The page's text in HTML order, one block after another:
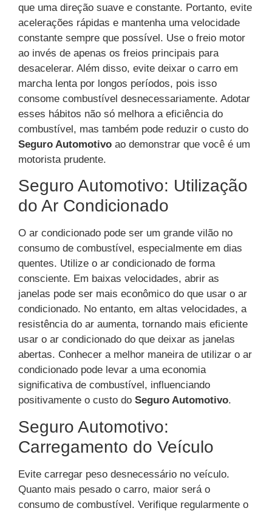
que uma direção suave e constante. Portanto, evite
acelerações rápidas e mantenha uma velocidade
constante sempre que possível. Use o freio motor
ao invés de apenas os freios principais para
desacelerar. Além disso, evite deixar o carro em
marcha lenta por longos períodos, pois isso
consome combustível desnecessariamente. Adotar
esses hábitos não só melhora a eficiência do
combustível, mas também pode reduzir o custo do
Seguro Automotivo ao demonstrar que você é um
motorista prudente.
Seguro Automotivo: Utilização
do Ar Condicionado
O ar condicionado pode ser um grande vilão no
consumo de combustível, especialmente em dias
quentes. Utilize o ar condicionado de forma
consciente. Em baixas velocidades, abrir as
janelas pode ser mais econômico do que usar o ar
condicionado. No entanto, em altas velocidades, a
resistência do ar aumenta, tornando mais eficiente
usar o ar condicionado do que deixar as janelas
abertas. Conhecer a melhor maneira de utilizar o ar
condicionado pode levar a uma economia
significativa de combustível, influenciando
positivamente o custo do Seguro Automotivo.
Seguro Automotivo:
Carregamento do Veículo
Evite carregar peso desnecessário no veículo.
Quanto mais pesado o carro, maior será o
consumo de combustível. Verifique regularmente o